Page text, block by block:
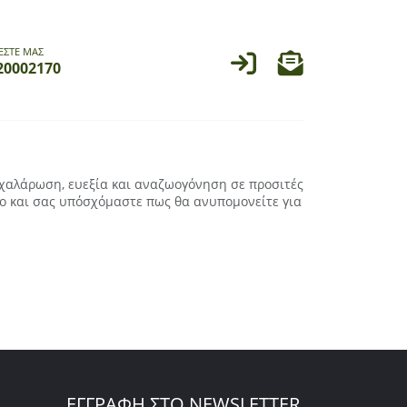
ΜΑΣ
ευεξία και αναζωογόνηση σε προσιτές
και σας υπόσχόμαστε πως θα ανυπομονείτε για